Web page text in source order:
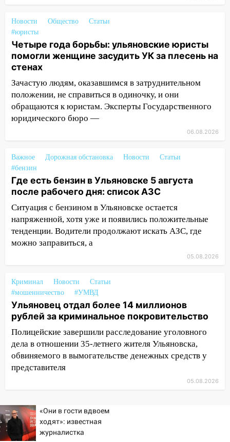
12:28
Миллион на «льготниках»: в
Ульяновской области перевозчик
провернул хитрую схему с чужими
проездными
12:10
120 тысяч долга
11:49 Снят режим «Ракетная
опасность» на территории Ульяновской
области
2027 года импорт, выпуск и обращение
бензина Евро 2, Евро 3, Евро 4
11:12 Соцсети: на Рябикова автомобиль
врезался в забор
10:27 Где есть бензин в Ульяновске
днем 6 августа: список АЗС
10:16
Внимание! В Ульяновской области
51-летний мужчина
09:50 В Ульяновске черный коршун
застрял в тепловозе
09:44 Ульяновские спасатели помогли
юному велосипедисту на улице
Чернышевского
08:21
В Заволжском районе украли два
07:18
В Ульяновск идет
тридцатиградусная жара: какая будет
погода в четверг
Новости Общество
Статьи
#юристы
Четыре года борьбы: ульяновские юристы
помогли женщине засудить УК за плесень на
стенах
Зачастую людям, оказавшимся в затруднительном
положении, не справиться в одиночку, и они
обращаются к юристам. Эксперты Государственного
юридического бюро —
06.08.2026
Важное Дорожная обстановка Новости
Статьи
#бензин
Где есть бензин в Ульяновске 5 августа
после рабочего дня: список АЗС
Ситуация с бензином в Ульяновске остается
напряженной, хотя уже и появились положительные
тенденции. Водители продолжают искать АЗС, где
можно заправиться, а
05.08.2026
Криминал Новости
Статьи
#мошенничество
#УМВД
Ульяновец отдал более 14 миллионов
рублей за криминальное покровительство
Полицейские завершили расследование уголовного
дела в отношении 35-летнего жителя Ульяновска,
обвиняемого в вымогательстве денежных средств у
представителя
05.08.2026
«Они в гости вдвоем
ходят»: известная
журналистка